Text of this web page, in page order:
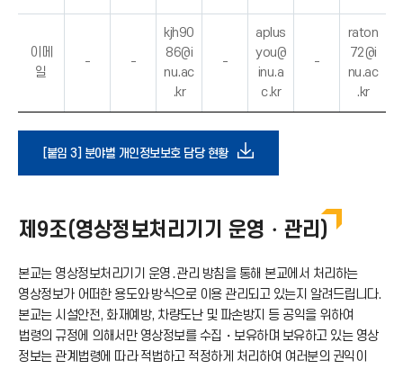
이메
일
- -
kjh90
86@i
nu.ac
.kr
-
aplus
you@
inu.a
c.kr
-
raton
72@i
nu.ac
.kr
[붙임 3] 분야별 개인정보보호 담당 현황다
로
드
아
제9조(영상정보처리기기 운영・관리)
본교는 영상정보처리기기 운영․관리 방침을 통해 본교에서 처리하는
영상정보가 어떠한 용도와 방식으로 이용 관리되고 있는지 알려드립니다.
본교는 시설안전, 화재예방, 차량도난 및 파손방지 등 공익을 위하여
법령의 규정에 의해서만 영상정보를 수집・보유하며 보유하고 있는 영상
정보는 관계법령에 따라 적법하고 적정하게 처리하여 여러분의 권익이